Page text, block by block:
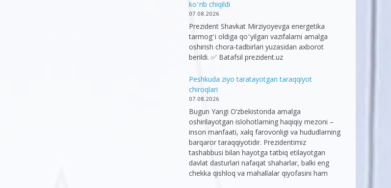
koʻrib chiqildi
07.08.2026
Prezident Shavkat Mirziyoyevga energetika
tarmogʻi oldiga qoʻyilgan vazifalarni amalga
oshirish chora-tadbirlari yuzasidan axborot
berildi. ✅ Batafsil prezident.uz
Peshkuda ziyo taratayotgan taraqqiyot
chiroqlari
07.08.2026
Bugun Yangi O‘zbekistonda amalga
oshirilayotgan islohotlarning haqiqiy mezoni –
inson manfaati, xalq farovonligi va hududlarning
barqaror taraqqiyotidir. Prezidentimiz
tashabbusi bilan hayotga tatbiq etilayotgan
davlat dasturlari nafaqat shaharlar, balki eng
chekka qishloq va mahallalar qiyofasini ham